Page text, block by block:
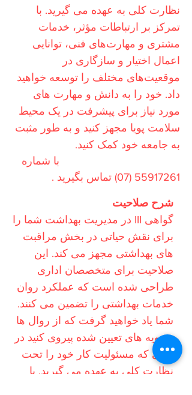
نظارت کلی به عهده می گیرید. با
تمرکز بر ارتباطات مؤثر، خدمات
مشتری و مهارت‌های فنی، توانایی
اعمال اختیار و سازگاری در
موقعیت‌های مختلف را توسعه خواهید
داد. خود را به دانش و مهارت های
مورد نیاز برای پیشرفت در یک محیط
سلامت پویا مجهز کنید و به طور مثبت
به جامعه خود کمک کنید.
با شماره
55917261 (07)
تماس بگیرید .
شرح صلاحیت
گواهی III در مدیریت بهداشت شما را
برای نقش حیاتی در بخش مراقبت
های بهداشتی مجهز می کند. این
صلاحیت برای متخصصان اداری
طراحی شده است که عملکرد روان
خدمات بهداشتی را تضمین می کنند.
شما یاد خواهید گرفت که از روال ها
و رویه های تعیین شده پیروی کنید در
حالی که مسئولیت کار خود را تحت
نظارت کلی به عهده می گیرید. با